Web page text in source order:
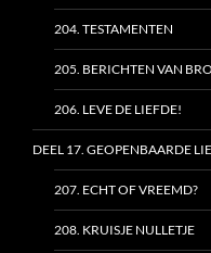
204. TESTAMENTEN
205. BERICHTEN VAN
206. LEVE DE LIEFDE!
DEEL 17. GEOPENBAARDE
207. ECHT OF VREEMD?
208. KRUISJE NULLETJE